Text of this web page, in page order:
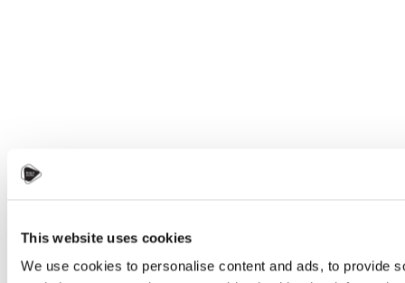
This website uses cookies
We use cookies to personalise content and ads, to provide